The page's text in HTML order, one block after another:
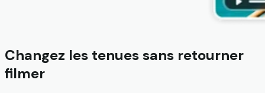
Changez les tenues sans retourner
filmer